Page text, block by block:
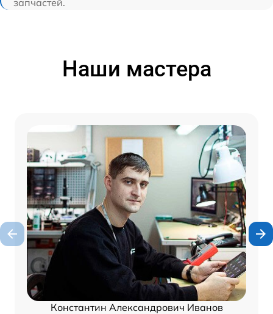
Наши мастера
Константин Александрович Иванов